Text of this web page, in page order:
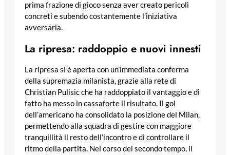
prima frazione di gioco senza aver creato pericoli
concreti e subendo costantemente l’iniziativa
avversaria.
La ripresa: raddoppio e nuovi innesti
La ripresa si è aperta con un’immediata conferma
della supremazia milanista, grazie alla rete di
Christian Pulisic che ha raddoppiato il vantaggio e di
fatto ha messo in cassaforte il risultato. Il gol
dell’americano ha consolidato la posizione del Milan,
permettendo alla squadra di gestire con maggiore
tranquillità il resto dell’incontro e di controllare il
ritmo della partita. Nel corso del secondo tempo, il